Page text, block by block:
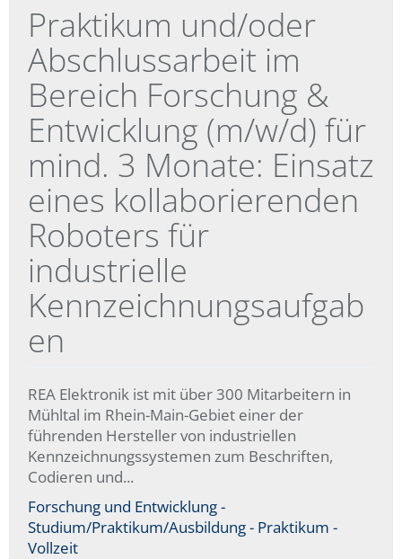
Praktikum und/oder
Abschlussarbeit im
Bereich Forschung &
Entwicklung (m/w/d) für
mind. 3 Monate: Einsatz
eines kollaborierenden
Roboters für
industrielle
Kennzeichnungsaufgab
en
REA Elektronik ist mit über 300 Mitarbeitern in
Mühltal im Rhein-Main-Gebiet einer der
führenden Hersteller von industriellen
Kennzeichnungssystemen zum Beschriften,
Codieren und...
Forschung und Entwicklung -
Studium/Praktikum/Ausbildung - Praktikum -
Vollzeit